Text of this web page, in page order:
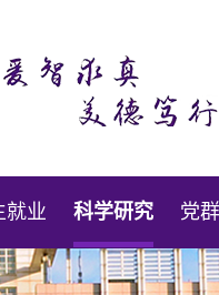
就业 科学研究 党